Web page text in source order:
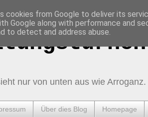
nur von unten aus wie Arroganz.
Über dies Blog Homepage
cookies from Google to deliver its
Google along with performance and
to detect and address abuse.